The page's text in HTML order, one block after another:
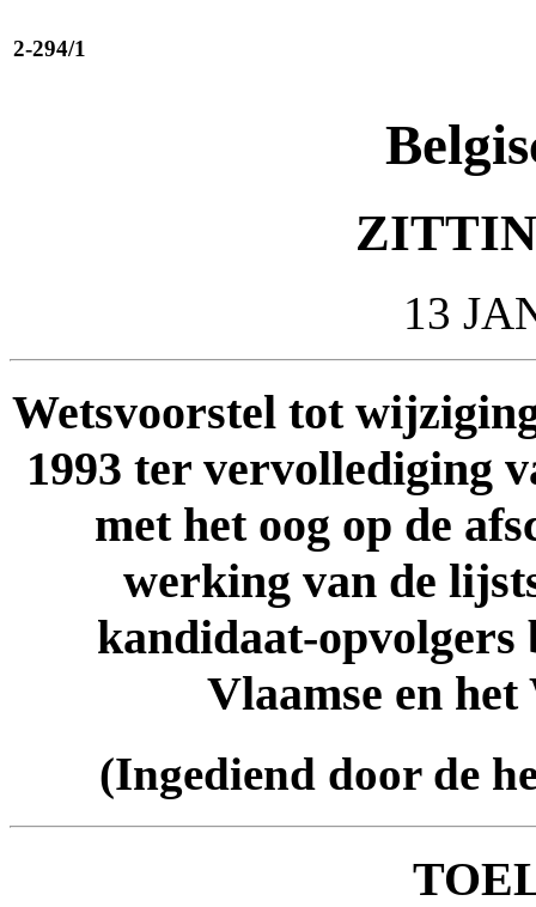
2-294/1
13
Wetsvoorstel tot
1993 ter vervollediging
met het oog op de
werking van de
kandidaat-opvolgers
Vlaamse en
(Ingediend door de